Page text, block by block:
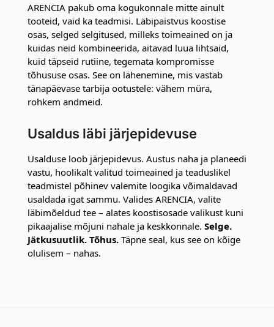
ARENCIA pakub oma kogukonnale mitte ainult
tooteid, vaid ka teadmisi. Läbipaistvus koostise
osas, selged selgitused, milleks toimeained on ja
kuidas neid kombineerida, aitavad luua lihtsaid,
kuid täpseid rutiine, tegemata kompromisse
tõhususe osas. See on lähenemine, mis vastab
tänapäevase tarbija ootustele: vähem müra,
rohkem andmeid.
Usaldus läbi järjepidevuse
Usalduse loob järjepidevus. Austus naha ja planeedi
vastu, hoolikalt valitud toimeained ja teaduslikel
teadmistel põhinev valemite loogika võimaldavad
usaldada igat sammu. Valides ARENCIA, valite
läbimõeldud tee – alates koostisosade valikust kuni
pikaajalise mõjuni nahale ja keskkonnale. Selge.
Jätkusuutlik. Tõhus. Täpne seal, kus see on kõige
olulisem – nahas.